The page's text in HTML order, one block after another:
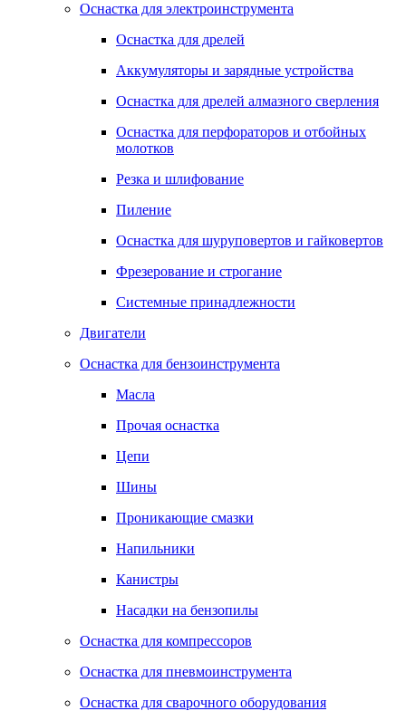
Оснастка для электроинструмента
Оснастка для дрелей
Аккумуляторы и зарядные устройства
Оснастка для дрелей алмазного сверления
Оснастка для перфораторов и отбойных
молотков
Резка и шлифование
Пиление
Оснастка для шуруповертов и гайковертов
Фрезерование и строгание
Системные принадлежности
Двигатели
Оснастка для бензоинструмента
Масла
Прочая оснастка
Цепи
Шины
Проникающие смазки
Напильники
Канистры
Насадки на бензопилы
Оснастка для компрессоров
Оснастка для пневмоинструмента
Оснастка для сварочного оборудования